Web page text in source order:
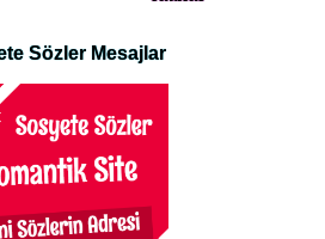
Sözler Mesajlar